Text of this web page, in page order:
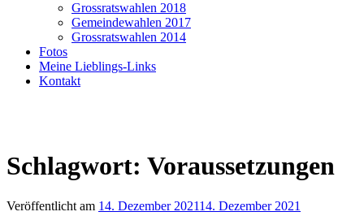
Grossratswahlen 2018
Gemeindewahlen 2017
Grossratswahlen 2014
Fotos
Meine Lieblings-Links
Kontakt
Schlagwort: Voraussetzungen
Veröffentlicht am 14. Dezember 202114. Dezember 2021